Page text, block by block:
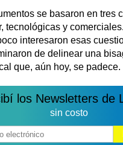
se basaron en tres
tecnológicas y
interesaron esas
de delinear una
que, aún hoy, se padece.
los Newsletters de
sin costo